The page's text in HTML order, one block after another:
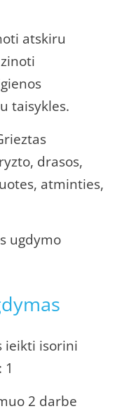
atskiru
taisykles.
drasos,
atminties,
ugdymo
ieikti isorini
2 darbe